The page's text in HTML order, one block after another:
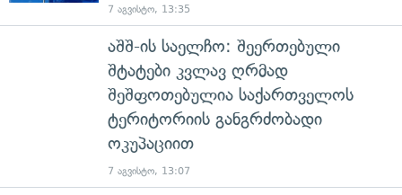
7 აგვისტო, 13:35
აშშ-ის საელჩო: შეერთებული
შტატები კვლავ ღრმად
შეშფოთებულია საქართველოს
ტერიტორიის განგრძობადი
ოკუპაციით
7 აგვისტო, 13:07